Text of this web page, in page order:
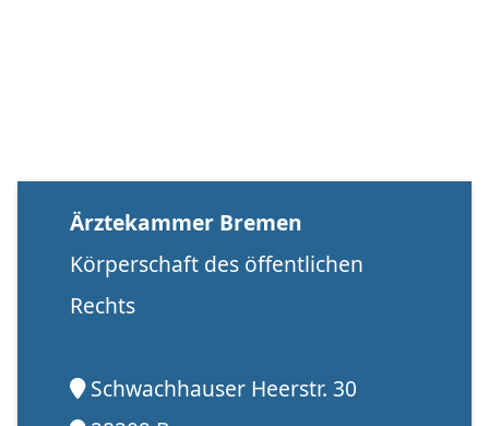
Ärztekammer Bremen
Körperschaft des öffentlichen
Rechts
Schwachhauser Heerstr. 30